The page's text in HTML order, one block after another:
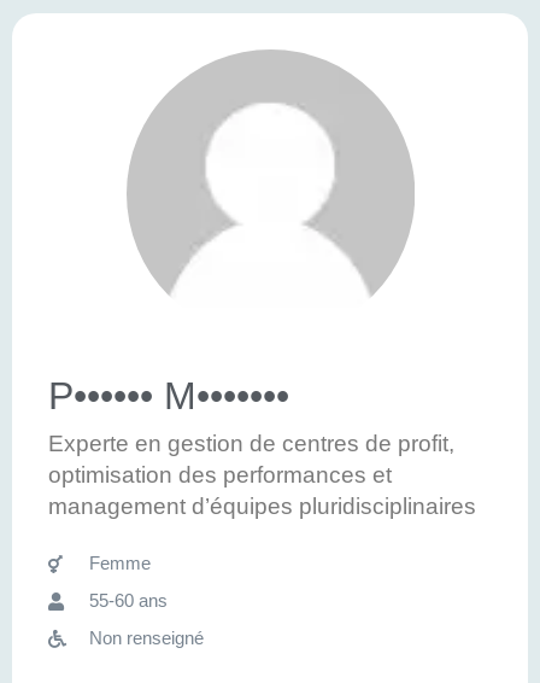
P•••••• M•••••••
Experte en gestion de centres de profit,
optimisation des performances et
management d’équipes pluridisciplinaires
Femme
55-60 ans
Non renseigné